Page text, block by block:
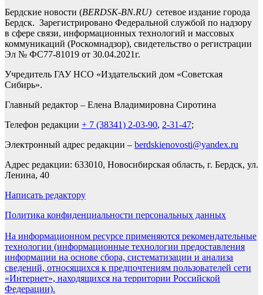
Бердские новости (BERDSK-BN.RU) сетевое издание города
Бердск. Зарегистрировано Федеральной службой по надзору
в сфере связи, информационных технологий и массовых
коммуникаций (Роскомнадзор), свидетельство о регистрации
Эл № ФС77-81019 от 30.04.2021г.
Учредитель ГАУ НСО «Издательский дом «Советская
Сибирь».
Главный редактор – Елена Владимировна Сиротина
Телефон редакции + 7 (38341) 2-03-90, 2-31-47;
Электронный адрес редакции – berdskienovosti@yandex.ru
Адрес редакции: 633010, Новосибирская область, г. Бердск, ул.
Ленина, 40
Написать редактору
Политика конфиденциальности персональных данных
На информационном ресурсе применяются рекомендательные
технологии (информационные технологии предоставления
информации на основе сбора, систематизации и анализа
сведений, относящихся к предпочтениям пользователей сети
«Интернет», находящихся на территории Российской
Федерации).